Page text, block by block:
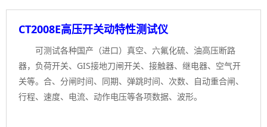
CT2008E高压开关动特性测试仪
可测试各种国产（进口）真空、六氟化硫、油高压断路
器，负荷开关、GIS接地刀闸开关、接触器、继电器、空气开
关等。合、分闸时间、同期、弹跳时间、次数、自动重合闸、
行程、速度、电流、动作电压等各项数据、波形。